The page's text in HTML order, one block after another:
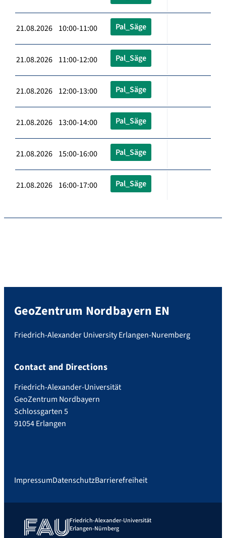
21.08.2026 10:00-11:00 Pal_Säge
21.08.2026 11:00-12:00 Pal_Säge
21.08.2026 12:00-13:00 Pal_Säge
21.08.2026 13:00-14:00 Pal_Säge
21.08.2026 15:00-16:00 Pal_Säge
21.08.2026 16:00-17:00 Pal_Säge
GeoZentrum Nordbayern EN
Friedrich-Alexander University Erlangen-Nuremberg
Contact and Directions
Friedrich-Alexander-Universität
GeoZentrum Nordbayern
Schlossgarten 5
91054 Erlangen
ImpressumDatenschutzBarrierefreiheit
Friedrich-Alexander-Universität
Erlangen-Nürnberg